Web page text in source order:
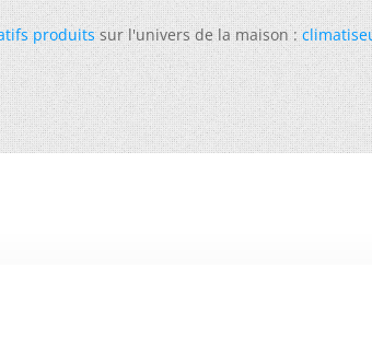
produitssur l'univers de la maison :